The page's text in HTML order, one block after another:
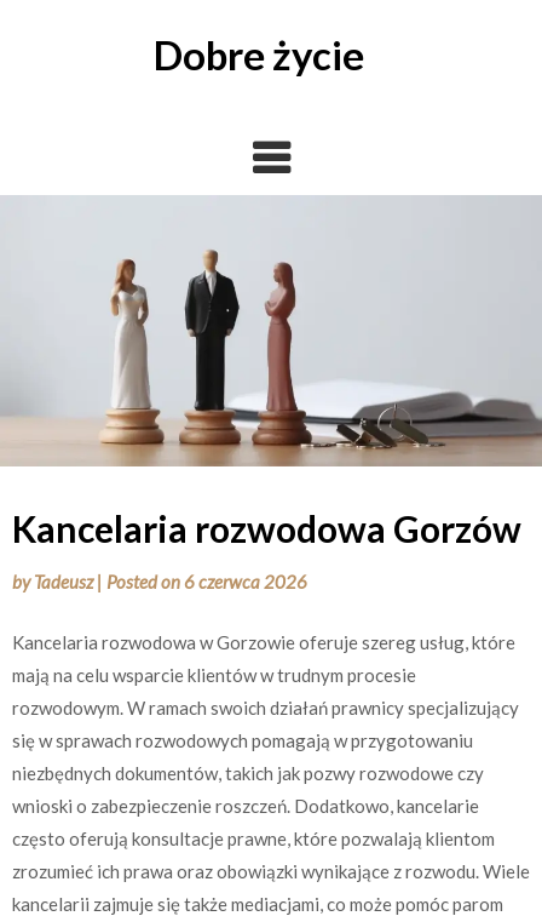
Dobre życie
Kancelaria rozwodowa Gorzów
byTadeusz | Posted on6 czerwca 2026
Kancelaria rozwodowa w Gorzowie oferuje szereg usług, które
mają na celu wsparcie klientów w trudnym procesie
rozwodowym. W ramach swoich działań prawnicy specjalizujący
się w sprawach rozwodowych pomagają w przygotowaniu
niezbędnych dokumentów, takich jak pozwy rozwodowe czy
wnioski o zabezpieczenie roszczeń. Dodatkowo, kancelarie
często oferują konsultacje prawne, które pozwalają klientom
zrozumieć ich prawa oraz obowiązki wynikające z rozwodu. Wiele
kancelarii zajmuje się także mediacjami, co może pomóc parom